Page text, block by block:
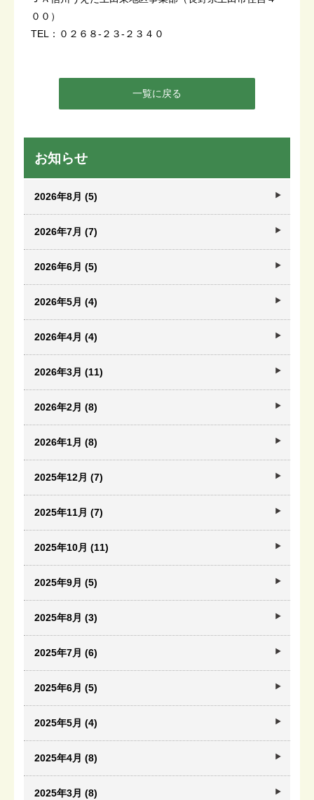
００）
TEL：０２６８-２３-２３４０
一覧に戻る
お知らせ
2026年8月 (5)
2026年7月 (7)
2026年6月 (5)
2026年5月 (4)
2026年4月 (4)
2026年3月 (11)
2026年2月 (8)
2026年1月 (8)
2025年12月 (7)
2025年11月 (7)
2025年10月 (11)
2025年9月 (5)
2025年8月 (3)
2025年7月 (6)
2025年6月 (5)
2025年5月 (4)
2025年4月 (8)
2025年3月 (8)